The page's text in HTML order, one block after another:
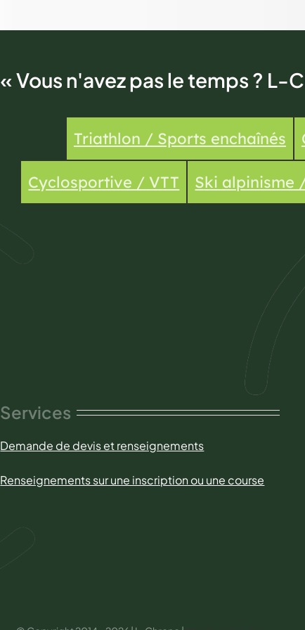
« Vous n'avez pas le temps ? L-
Triathlon / Sports enchaînés
Cyclosportive / VTT Ski alpinisme
Services
Demande de devis et renseignements
Renseignements sur une inscription ou une course